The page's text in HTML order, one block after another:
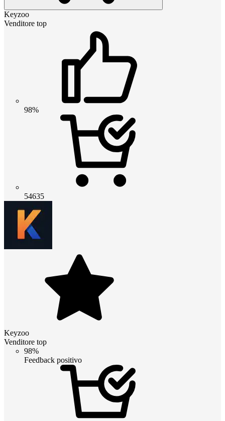
Keyzoo
Venditore top
98%
54635
Keyzoo
Venditore top
98%
Feedback positivo